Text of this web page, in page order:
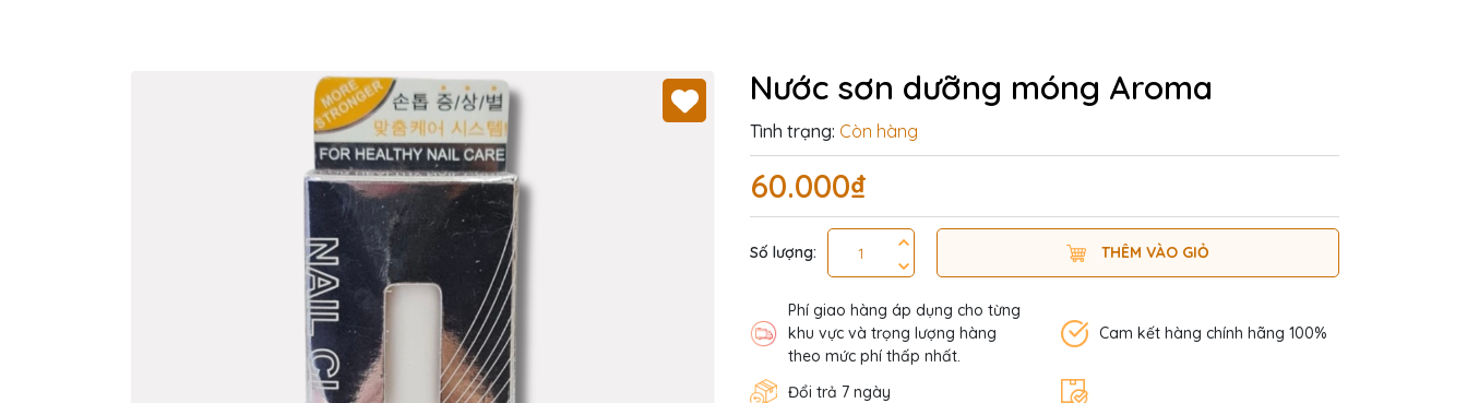
Nước sơn dưỡng móng Aroma
Tình trạng: Còn hàng
60.000₫
Số lượng: THÊM VÀO GIỎ
Phí giao hàng áp dụng cho từng
khu vực và trọng lượng hàng
theo mức phí thấp nhất.
Cam kết hàng chính hãng 100%
Đổi trả 7 ngày